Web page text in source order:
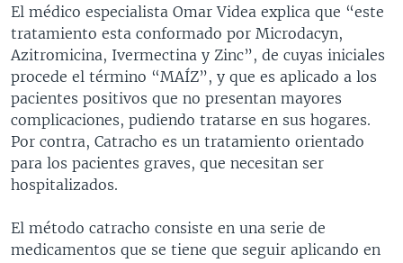
El médico especialista Omar Videa explica que “este
tratamiento esta conformado por Microdacyn,
Azitromicina, Ivermectina y Zinc”, de cuyas iniciales
procede el término “MAÍZ”, y que es aplicado a los
pacientes positivos que no presentan mayores
complicaciones, pudiendo tratarse en sus hogares.
Por contra, Catracho es un tratamiento orientado
para los pacientes graves, que necesitan ser
hospitalizados.
El método catracho consiste en una serie de
medicamentos que se tiene que seguir aplicando en